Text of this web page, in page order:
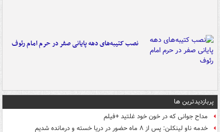
نصب کتیبه‌های دهه پایانی صفر در حرم امام رئوف
پربازدیدترین ها
مداح جوانی که در خون خود غلتید +فیلم
خدمه ناو لینکلن: پس از ۸ ماه حضور در دریا خسته و درمانده‌ شدیم